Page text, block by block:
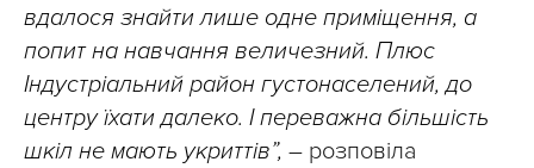
вдалося знайти лише одне приміщення, а
попит на навчання величезний. Плюс
Індустріальний район густонаселений, до
центру їхати далеко. І переважна більшість
шкіл не мають укриттів”, – розповіла